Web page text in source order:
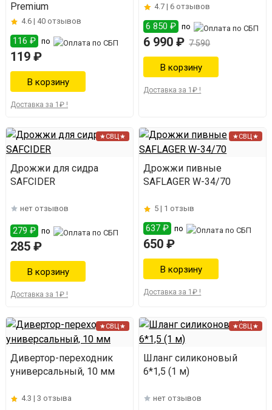
Premium
4.6 | 40 отзывов
116 ₽ по
119 ₽
Доставка за 1₽ !
4.7 |6 отзывов
6 850 ₽ по
6 990 ₽ 7 590
Доставка за 1₽ !
★СВЦ★
Дрожжи для сидра
SAFCIDER
нет отзывов
279 ₽ по
285 ₽
Доставка за 1₽ !
★СВЦ★
Дрожжи пивные
SAFLAGER W-34/70
5 | 1 отзыв
637 ₽ по
650 ₽
Доставка за 1₽ !
★СВЦ★
Дивертор-переходник
универсальный, 10 мм
4.3 | 3 отзыва
★СВЦ★
Шланг силиконовый
6*1,5 (1 м)
нет отзывов